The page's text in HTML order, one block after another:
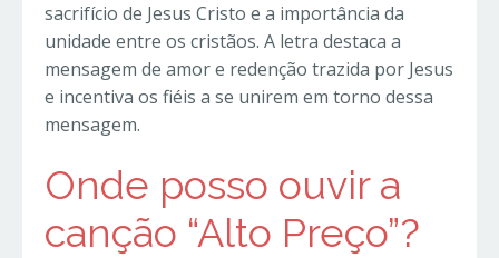
sacrifício de Jesus Cristo e a importância da
unidade entre os cristãos. A letra destaca a
mensagem de amor e redenção trazida por Jesus
e incentiva os fiéis a se unirem em torno dessa
mensagem.
Onde posso ouvir a
canção “Alto Preço”?